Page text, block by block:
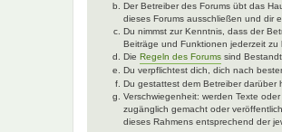
Der Betreiber des Forums übt das
dieses Forums ausschließen und dir
Du nimmst zur Kenntnis, dass der
Beiträge und Funktionen jederzeit zu
Die Regeln des Forums sind
Du verpflichtest dich, dich nach
Du gestattest dem Betreiber darüber
Verschwiegenheit: werden Texte
zugänglich gemacht oder
dieses Rahmens entsprechend der